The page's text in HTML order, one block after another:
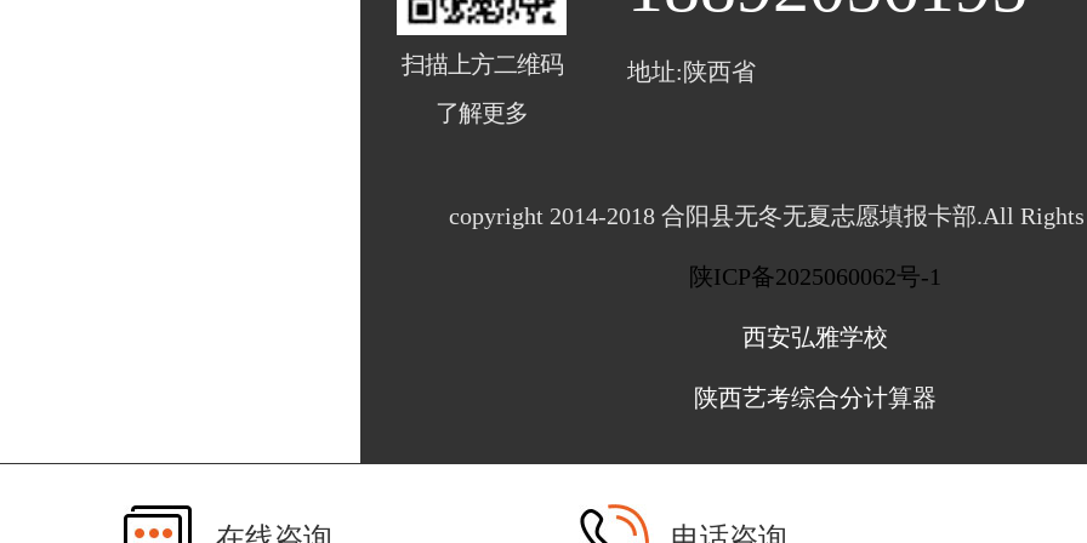
扫描上方二维码
了解更多
地址:陕西省
copyright 2014-2018 合阳县无冬无夏志愿填报卡部.All Rights
陕ICP备2025060062号-1
西安弘雅学校
陕西艺考综合分计算器